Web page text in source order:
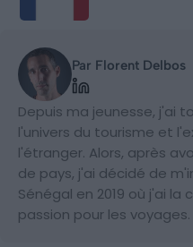
Par Florent Delbos
Depuis ma jeunesse, j'ai
l'univers du tourisme et
l'étranger. Alors, après
de pays, j'ai décidé de
Sénégal en 2019 où j'ai
passion pour les voyages.